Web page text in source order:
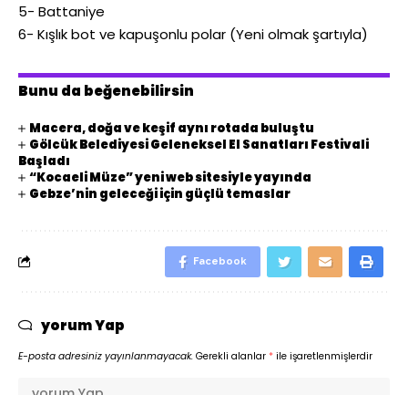
5- Battaniye
6- Kışlık bot ve kapuşonlu polar (Yeni olmak şartıyla)
Bunu da beğenebilirsin
Macera, doğa ve keşif aynı rotada buluştu
Gölcük Belediyesi Geleneksel El Sanatları Festivali
Başladı
“Kocaeli Müze” yeni web sitesiyle yayında
Gebze’nin geleceği için güçlü temaslar
Facebook
yorum Yap
E-posta adresiniz yayınlanmayacak. Gerekli alanlar * ile işaretlenmişlerdir